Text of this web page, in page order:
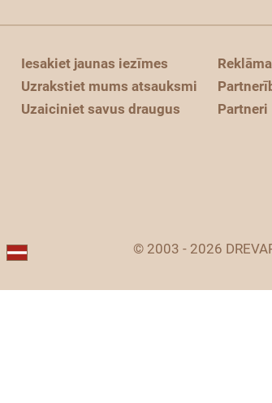
Iesakiet jaunas iezīmes
Uzrakstiet mums atsauksmi
Uzaiciniet savus draugus
Partneri
© 2003 - 2026